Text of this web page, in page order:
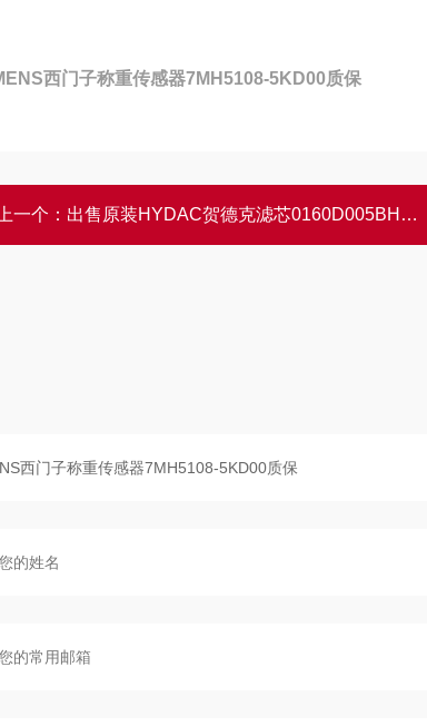
西门子称重传感器7MH5108-5KD00质保
一个： 出售原装HYDAC贺德克滤芯0160D005BH4HC